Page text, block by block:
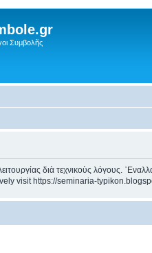
Συμβολῆς
διὰ τεχνικοὺς λόγους.
visit https://seminaria-